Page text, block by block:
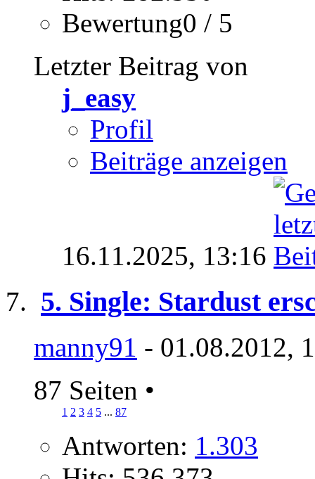
Bewertung0 / 5
Letzter Beitrag von
j_easy
Profil
Beiträge anzeigen
16.11.2025, 13:16
5. Single: Stardust
manny91 - 01.08.2012,
87 Seiten •
1 2 3 4 5 ... 87
Antworten: 1.303